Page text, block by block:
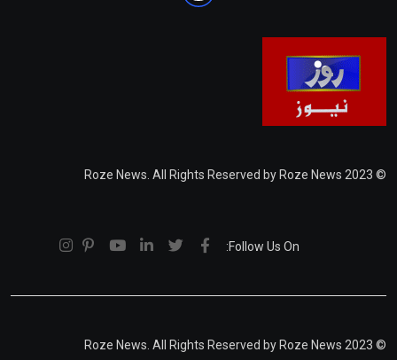
© 2023 Roze News. All Rights Reserved by Roze News
Follow Us On:
© 2023 Roze News. All Rights Reserved by Roze News